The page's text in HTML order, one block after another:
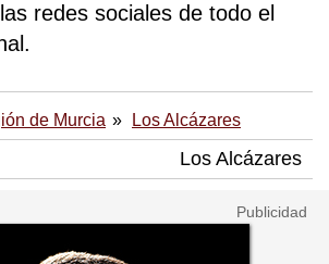
redes sociales de todo el
de Murcia Los Alcázares
Los Alcázares